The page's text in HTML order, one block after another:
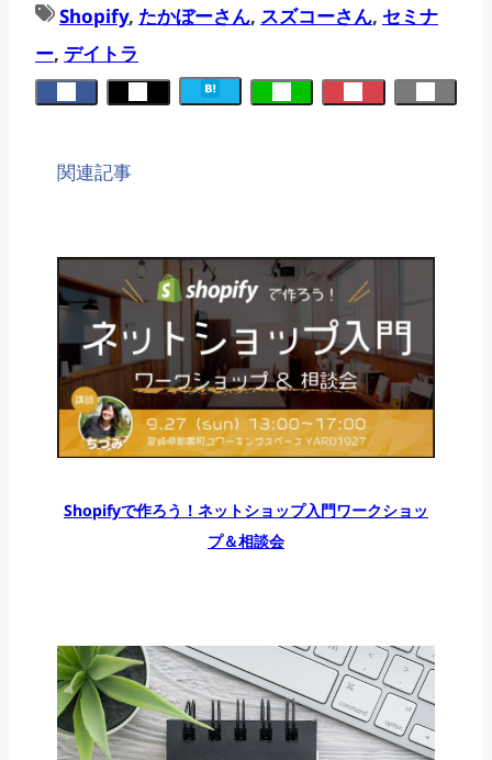
Shopify, たかぼーさん, スズコーさん, セミナ
ー, デイトラ
関連記事
Shopifyで作ろう！ネットショップ入門ワークショッ
プ＆相談会